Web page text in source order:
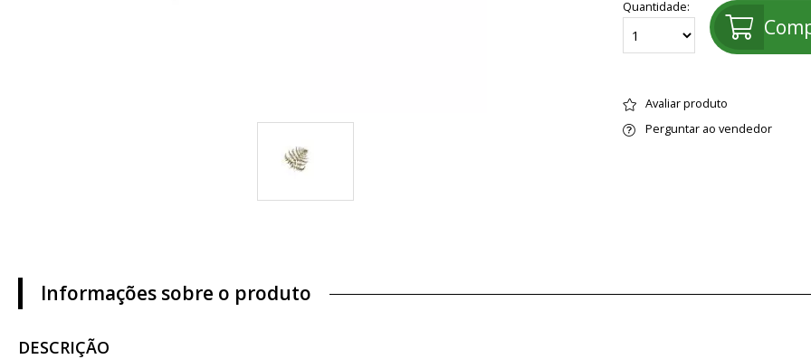
Quantidade:
Avaliar produto
Perguntar ao vendedor
Informações sobre o produto
DESCRIÇÃO